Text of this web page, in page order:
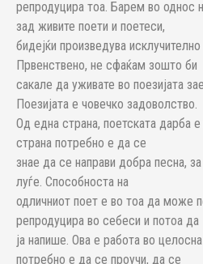
репродуцира тоа. Барем во однос
зад живите поети и поетеси,
бидејќи произведува исклучително
Првенствено, не сфаќам зошто би
сакале да уживате во поезијата
Поезијата е човечко задоволство.
Од една страна, поетската дарба
страна потребно е да се
знае да се направи добра песна,
луѓе. Способноста на
одличниот поет е во тоа да може
репродуцира во себеси и потоа да
ја напише. Ова е работа во
потребно е да се проучи, да се